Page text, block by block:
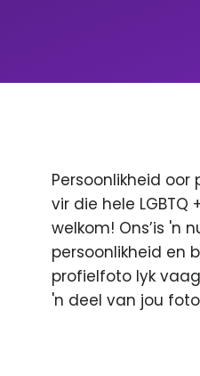
Persoonlikheid oor
vir die hele
welkom! Ons’is 'n
persoonlikheid en
profielfoto lyk
'n deel van jou